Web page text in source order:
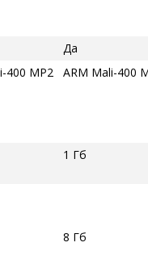
Да
400 MP2 ARM Mali-400
1 Гб
8 Гб